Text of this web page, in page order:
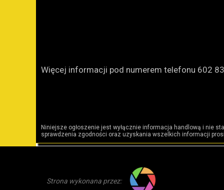
Strona wykonana przez:
Więcej informacji pod numerem telefonu 602
Niniejsze ogłoszenie jest wyłącznie informacja handlową i nie
sprawdzenia zgodności oraz uzyskania wszelkich informacji